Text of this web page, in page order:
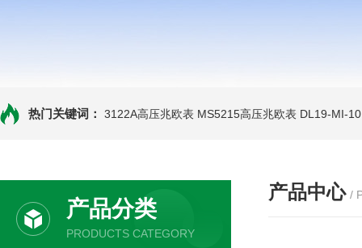
热门关键词： 3122A高压兆欧表 MS5215高压兆欧表 DL19-MI-
产品分类
PRODUCTS CATEGORY
产品中心 /